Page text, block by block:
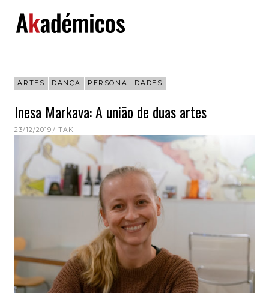
content
ARTES DANÇA PERSONALIDADES
Inesa Markava: A união de duas artes
23/12/2019 TAK